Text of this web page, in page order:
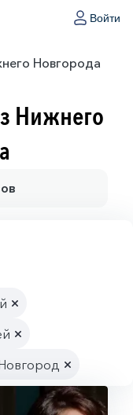
Войти
Новгорода
Нижнего